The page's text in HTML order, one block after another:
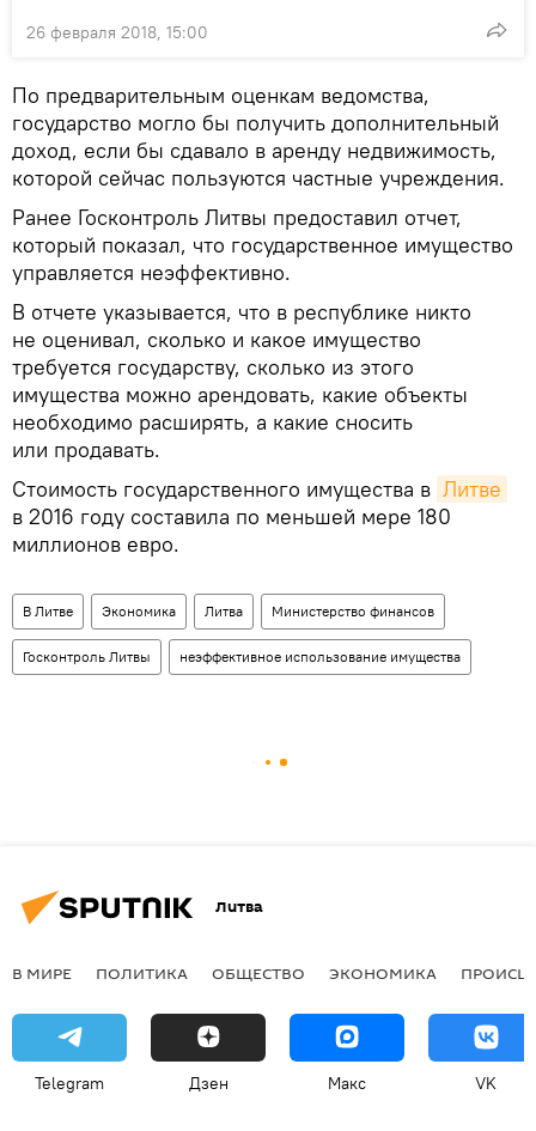
26 февраля 2018, 15:00
По предварительным оценкам ведомства,
государство могло бы получить дополнительный
доход, если бы сдавало в аренду недвижимость,
которой сейчас пользуются частные учреждения.
Ранее Госконтроль Литвы предоставил отчет,
который показал, что государственное имущество
управляется неэффективно.
В отчете указывается, что в республике никто
не оценивал, сколько и какое имущество
требуется государству, сколько из этого
имущества можно арендовать, какие объекты
необходимо расширять, а какие сносить
или продавать.
Стоимость государственного имущества в Литве
в 2016 году составила по меньшей мере 180
миллионов евро.
В Литве Экономика Литва Министерство финансов
Госконтроль Литвы неэффективное использование имущества
Литва
В МИРЕ ПОЛИТИКА ОБЩЕСТВО ЭКОНОМИКА
Telegram Дзен Макс VK